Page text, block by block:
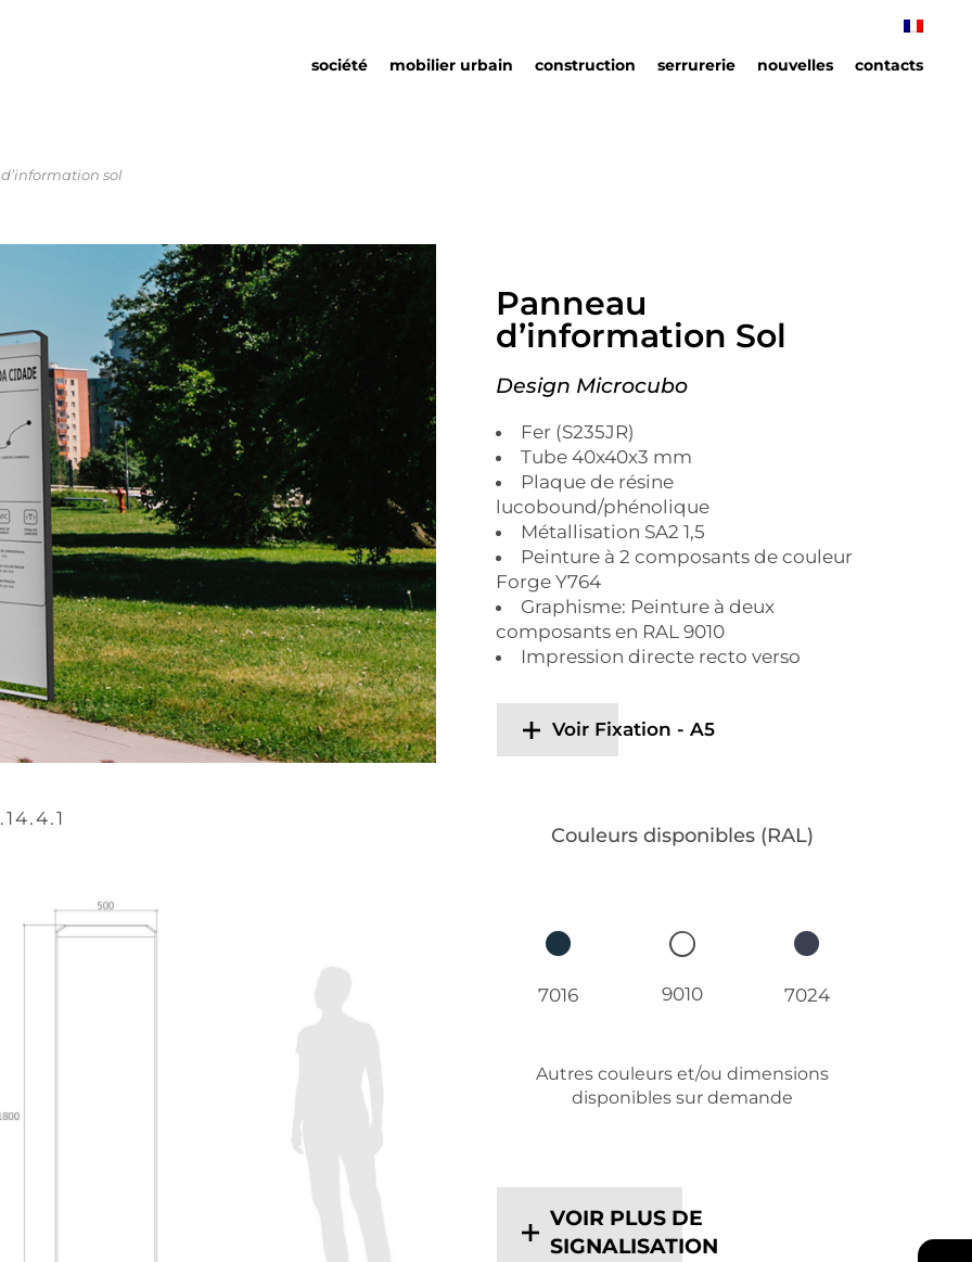
société
durabilité
environnementale
mobilier urbain
détails urbains
construction serrurerie nouvelles contacts
sol
Panneau
d’information Sol
Design Microcubo
Fer (S235JR)
Tube 40x40x3 mm
Plaque de résine
lucobound/phénolique
Métallisation SA2 1,5
Peinture à 2 composants de couleur
Forge Y764
Graphisme: Peinture à deux
composants en RAL 9010
Impression directe recto verso
Voir Fixation - A5
Couleurs disponibles (RAL)
7016 9010 7024
Autres couleurs et/ou dimensions
disponibles sur demande
VOIR PLUS DE
SIGNALISATION